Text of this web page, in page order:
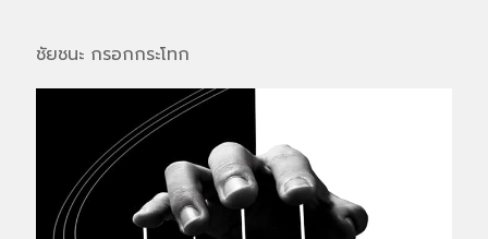
ชัยชนะ กรอกกระโทก